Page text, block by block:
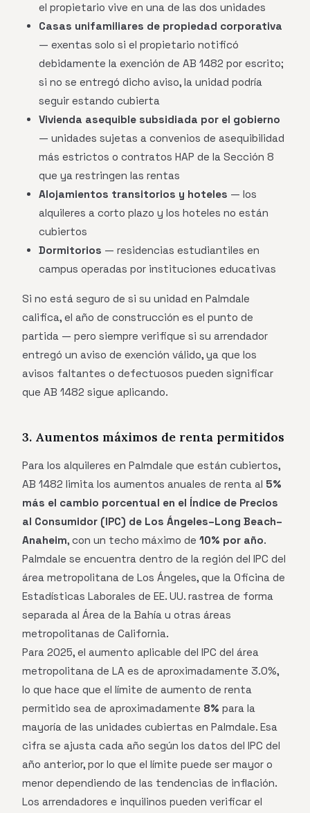
el propietario vive en una de las dos unidades
Casas unifamiliares de propiedad corporativa
— exentas solo si el propietario notificó
debidamente la exención de AB 1482 por escrito;
si no se entregó dicho aviso, la unidad podría
seguir estando cubierta
Vivienda asequible subsidiada por el gobierno
— unidades sujetas a convenios de asequibilidad
más estrictos o contratos HAP de la Sección 8
que ya restringen las rentas
Alojamientos transitorios y hoteles — los
alquileres a corto plazo y los hoteles no están
cubiertos
Dormitorios — residencias estudiantiles en
campus operadas por instituciones educativas
Si no está seguro de si su unidad en Palmdale
califica, el año de construcción es el punto de
partida — pero siempre verifique si su arrendador
entregó un aviso de exención válido, ya que los
avisos faltantes o defectuosos pueden significar
que AB 1482 sigue aplicando.
3. Aumentos máximos de renta permitidos
Para los alquileres en Palmdale que están cubiertos,
AB 1482 limita los aumentos anuales de renta al 5%
más el cambio porcentual en el Índice de Precios
al Consumidor (IPC) de Los Ángeles–Long Beach–
Anaheim, con un techo máximo de 10% por año.
Palmdale se encuentra dentro de la región del IPC del
área metropolitana de Los Ángeles, que la Oficina de
Estadísticas Laborales de EE. UU. rastrea de forma
separada al Área de la Bahía u otras áreas
metropolitanas de California.
Para 2025, el aumento aplicable del IPC del área
metropolitana de LA es de aproximadamente 3.0%,
lo que hace que el límite de aumento de renta
permitido sea de aproximadamente 8% para la
mayoría de las unidades cubiertas en Palmdale. Esa
cifra se ajusta cada año según los datos del IPC del
año anterior, por lo que el límite puede ser mayor o
menor dependiendo de las tendencias de inflación.
Los arrendadores e inquilinos pueden verificar el